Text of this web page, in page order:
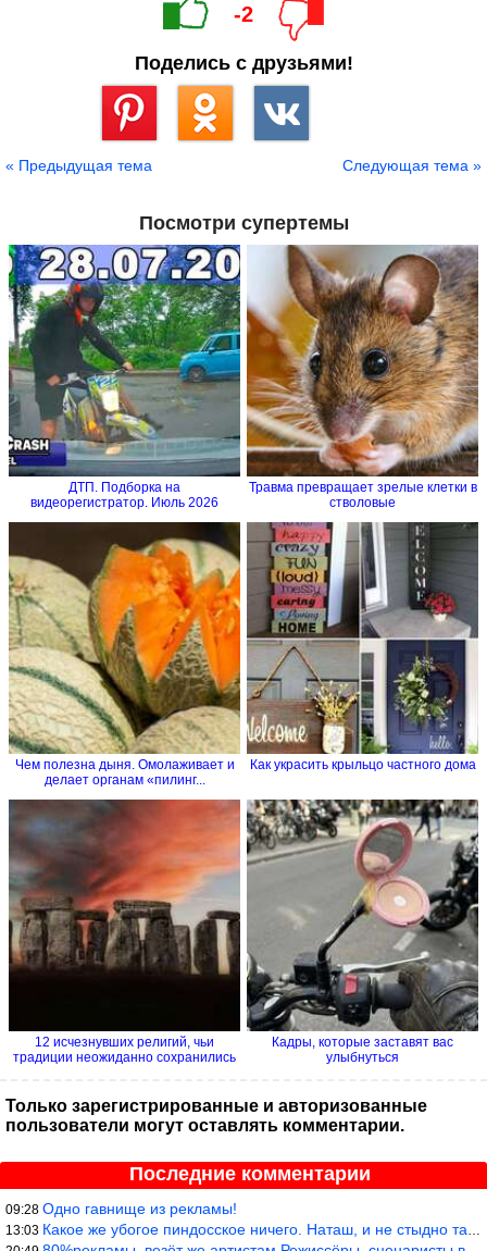
-2
Поделись с друзьями!
« Предыдущая тема Следующая тема »
Посмотри супертемы
ДТП. Подборка на
видеорегистратор. Июль 2026
Травма превращает зрелые клетки в
стволовые
Чем полезна дыня. Омолаживает и
делает органам «пилинг...
Как украсить крыльцо частного дома
12 исчезнувших религий, чьи
традиции неожиданно сохранились
Кадры, которые заставят вас
улыбнуться
Только зарегистрированные и авторизованные
пользователи могут оставлять комментарии.
Последние комментарии
09:28 Одно гавнище из рекламы!
13:03 Какое же убогое пиндосское ничего. Наташ, и не стыдно такую фигн